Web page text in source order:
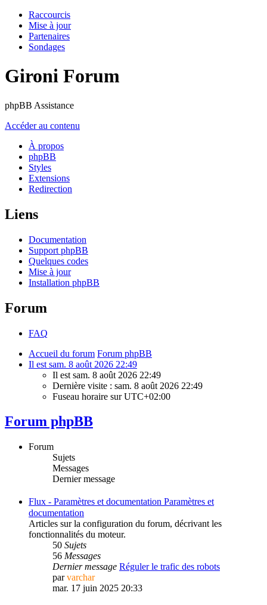
Raccourcis
Mise à jour
Partenaires
Sondages
Gironi Forum
phpBB Assistance
Accéder au contenu
À propos
phpBB
Styles
Extensions
Redirection
Liens
Documentation
Support phpBB
Quelques codes
Mise à jour
Installation phpBB
Forum
FAQ
Accueil du forum Forum phpBB
Il est sam. 8 août 2026 22:49
Il est sam. 8 août 2026 22:49
Dernière visite : sam. 8 août 2026 22:49
Fuseau horaire surUTC+02:00
Forum phpBB
Forum
Sujets
Messages
Dernier message
Flux - Paramètres et documentation Paramètres et
documentation
Articles sur la configuration du forum, décrivant les
fonctionnalités du moteur.
50 Sujets
56 Messages
Dernier message Réguler le trafic des robots
parvarchar
mar. 17 juin 2025 20:33